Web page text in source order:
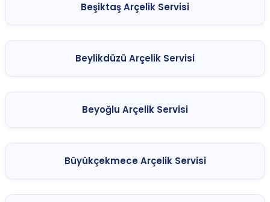
Beşiktaş Arçelik Servisi
Beylikdüzü Arçelik Servisi
Beyoğlu Arçelik Servisi
Büyükçekmece Arçelik Servisi